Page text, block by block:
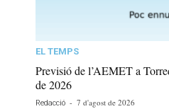
EL TEMPS
Previsió de l’AEMET a
de 2026
Redacció - 7 d'agost de 2026